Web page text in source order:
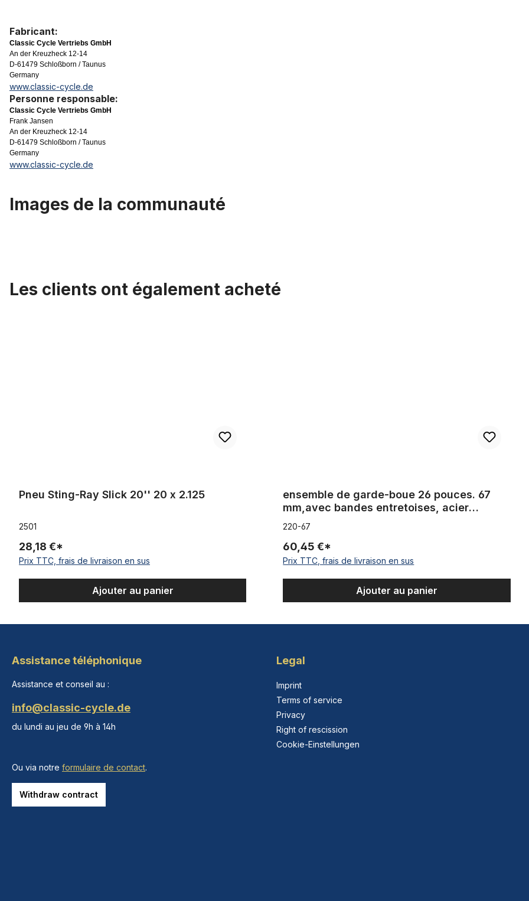
Fabricant:
Classic Cycle Vertriebs GmbH
An der Kreuzheck 12-14
D-61479 Schloßborn / Taunus
Germany
www.classic-cycle.de
Personne responsable:
Classic Cycle Vertriebs GmbH
Frank Jansen
An der Kreuzheck 12-14
D-61479 Schloßborn / Taunus
Germany
www.classic-cycle.de
Images de la communauté
Les clients ont également acheté
Pneu Sting-Ray Slick 20'' 20 x 2.125
2501
28,18 €*
Prix TTC, frais de livraison en sus
Ajouter au panier
ensemble de garde-boue 26 pouces. 67
mm,avec bandes entretoises, acier
inoxydable
220-67
60,45 €*
Prix TTC, frais de livraison en sus
Ajouter au panier
Assistance téléphonique
Assistance et conseil au :
info@classic-cycle.de
du lundi au jeu de 9h à 14h
Ou via notre formulaire de contact.
Withdraw contract
Legal
Imprint
Terms of service
Privacy
Right of rescission
Cookie-Einstellungen